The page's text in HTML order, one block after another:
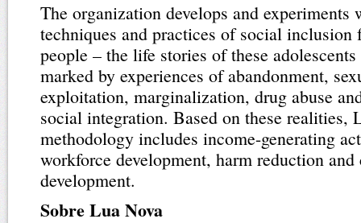
The organization develops and experiments
techniques and practices of social inclusion
people – the life stories of these
marked by experiences of abandonment,
exploitation, marginalization, drug abuse
social integration. Based on these realities,
methodology includes income-generating
workforce development, harm reduction
development.
Sobre Lua Nova